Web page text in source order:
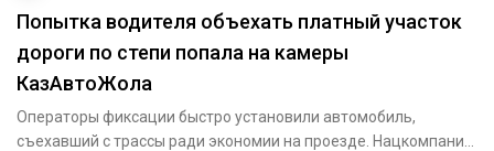
Попытка водителя объехать платный участок
дороги по степи попала на камеры
КазАвтоЖола
Операторы фиксации быстро установили автомобиль,
съехавший с трассы ради экономии на проезде. Нацкомпания